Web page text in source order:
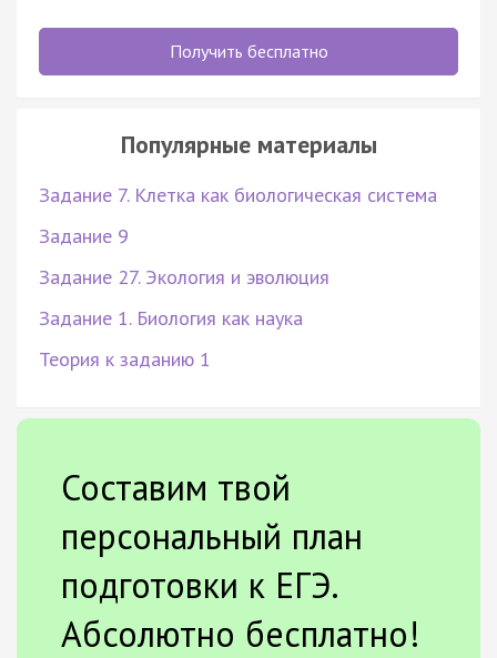
Получить бесплатно
Популярные материалы
Задание 7. Клетка как биологическая система
Задание 9
Задание 27. Экология и эволюция
Задание 1. Биология как наука
Теория к заданию 1
Составим твой
персональный план
подготовки к ЕГЭ.
Абсолютно бесплатно!